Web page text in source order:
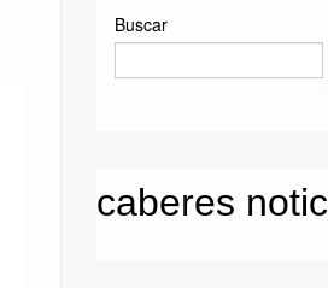
Buscar
caberes